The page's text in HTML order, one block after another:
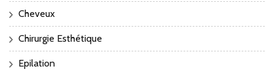
Cheveux
Chirurgie Esthétique
Epilation